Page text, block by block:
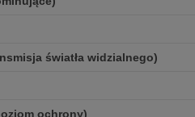
światła widzialnego)
ochrony)